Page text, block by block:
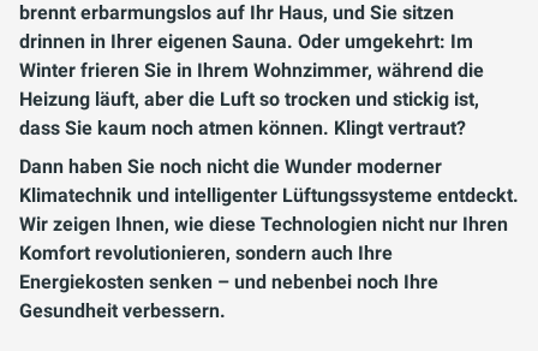
brennt erbarmungslos auf Ihr Haus, und Sie sitzen
drinnen in Ihrer eigenen Sauna. Oder umgekehrt: Im
Winter frieren Sie in Ihrem Wohnzimmer, während die
Heizung läuft, aber die Luft so trocken und stickig ist,
dass Sie kaum noch atmen können. Klingt vertraut?
Dann haben Sie noch nicht die Wunder moderner
Klimatechnik und intelligenter Lüftungssysteme entdeckt.
Wir zeigen Ihnen, wie diese Technologien nicht nur Ihren
Komfort revolutionieren, sondern auch Ihre
Energiekosten senken – und nebenbei noch Ihre
Gesundheit verbessern.